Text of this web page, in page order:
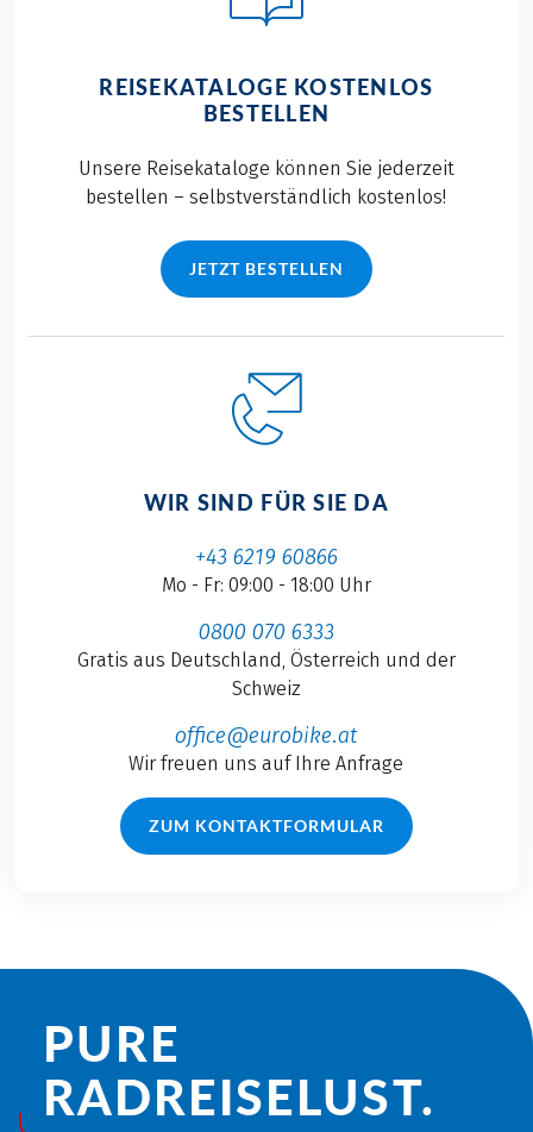
REISEKATALOGE KOSTENLOS
BESTELLEN
Unsere Reisekataloge können Sie jederzeit
bestellen – selbstverständlich kostenlos!
JETZT BESTELLEN
WIR SIND FÜR SIE DA
+43 6219 60866
Mo - Fr: 09:00 - 18:00 Uhr
0800 070 6333
Gratis aus Deutschland, Österreich und der
Schweiz
office@eurobike.at
Wir freuen uns auf Ihre Anfrage
ZUM KONTAKTFORMULAR
PURE
RADREISE­LUST.